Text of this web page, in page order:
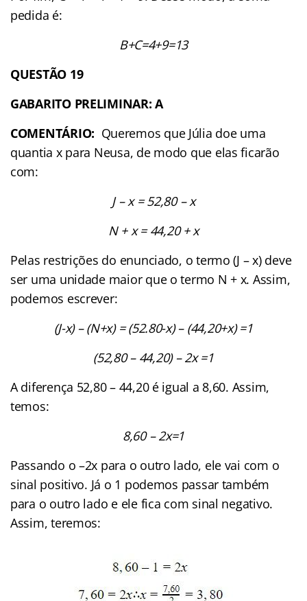
pedida é:
B+C=4+9=13
QUESTÃO 19
GABARITO PRELIMINAR: A
COMENTÁRIO: Queremos que Júlia doe uma
quantia x para Neusa, de modo que elas ficarão
com:
J – x = 52,80 – x
N + x = 44,20 + x
Pelas restrições do enunciado, o termo (J – x) deve
ser uma unidade maior que o termo N + x. Assim,
podemos escrever:
(J-x)– (N+x) = (52.80-x)– (44,20+x)=1
(52,80 – 44,20)– 2x =1
A diferença 52,80 – 44,20 é igual a 8,60. Assim,
temos:
8,60 – 2x=1
Passando o –2x para o outro lado, ele vai com o
sinal positivo. Já o 1 podemos passar também
para o outro lado e ele fica com sinal negativo.
Assim, teremos: